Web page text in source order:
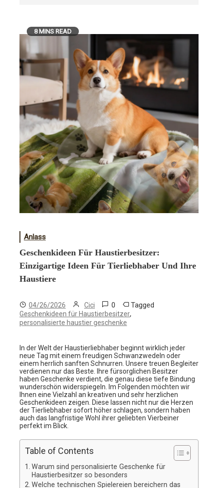
8 MINS READ
Anlass
Geschenkideen Für Haustierbesitzer:
Einzigartige Ideen Für Tierliebhaber Und Ihre
Haustiere
04/26/2026 Cici 0 Tagged
Geschenkideen für Haustierbesitzer,
personalisierte haustier geschenke
In der Welt der Haustierliebhaber beginnt wirklich jeder
neue Tag mit einem freudigen Schwanzwedeln oder
einem herrlich sanften Schnurren. Unsere treuen Begleiter
verdienen nur das Beste. Ihre fürsorglichen Besitzer
haben Geschenke verdient, die genau diese tiefe Bindung
wunderschön widerspiegeln. Im Folgenden möchten wir
Ihnen eine Vielzahl an kreativen und sehr herzlichen
Geschenkideen zeigen. Diese lassen nicht nur die Herzen
der Tierliebhaber sofort höher schlagen, sondern haben
auch das langfristige Wohl ihrer geliebten Vierbeiner
perfekt im Blick.
Table of Contents
Warum sind personalisierte Geschenke für
Haustierbesitzer so besonders
Welche technischen Spielereien bereichern das